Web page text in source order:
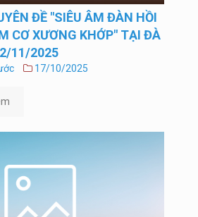
ĐỀ "SIÊU ÂM ĐÀN HỒI
CƠ XƯƠNG KHỚP" TẠI ĐÀ
11/2025
17/10/2025